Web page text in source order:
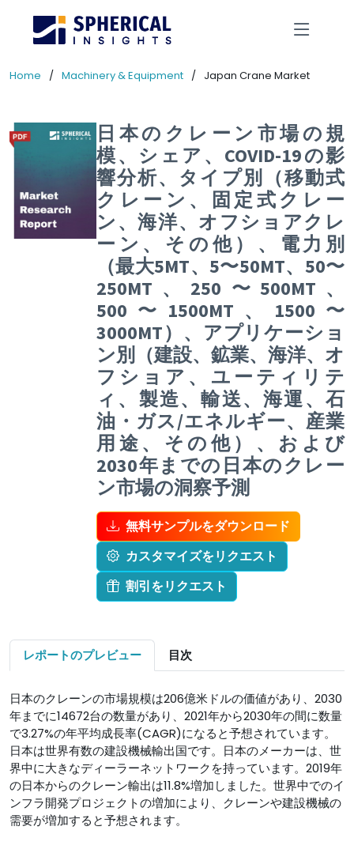
Home Machinery & Equipment Japan Crane Market
日本のクレーン市場の規
模、シェア、COVID-19の影
響分析、タイプ別（移動式
クレーン、固定式クレー
ン、海洋、オフショアクレ
ーン、その他）、電力別
（最大5MT、5〜50MT、50〜
250MT、250〜500MT、
500〜1500MT、1500〜
3000MT）、アプリケーショ
ン別（建設、鉱業、海洋、オ
フショア、ユーティリテ
ィ、製造、輸送、海運、石
油・ガス/エネルギー、産業
用途、その他）、および
2030年までの日本のクレー
ン市場の洞察予測
無料サンプルをダウンロード
カスタマイズをリクエスト
割引をリクエスト
レポートのプレビュー 目次
日本のクレーンの市場規模は206億米ドルの価値があり、2030
年までに14672台の数量があり、2021年から2030年の間に数量
で3.27%の年平均成長率(CAGR)になると予想されています。
日本は世界有数の建設機械輸出国です。日本のメーカーは、世
界中に大きなディーラーネットワークを持っています。2019年
の日本からのクレーン輸出は11.8%増加しました。世界中でのイ
ンフラ開発プロジェクトの増加により、クレーンや建設機械の
需要が増加すると予想されます。